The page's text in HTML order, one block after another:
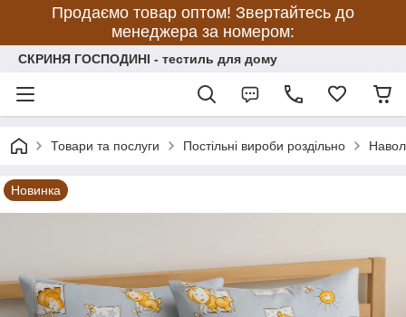
Продаємо товар оптом! Звертайтесь до
менеджера за номером:
СКРИНЯ ГОСПОДИНІ - тестиль для дому
Товари та послуги Постільні вироби роздільно
Новинка